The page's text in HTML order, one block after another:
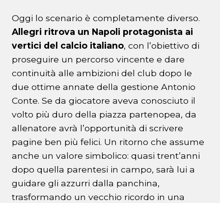
Oggi lo scenario è completamente diverso.
Allegri ritrova un Napoli protagonista ai
vertici del calcio italiano, con l’obiettivo di
proseguire un percorso vincente e dare
continuità alle ambizioni del club dopo le
due ottime annate della gestione Antonio
Conte. Se da giocatore aveva conosciuto il
volto più duro della piazza partenopea, da
allenatore avrà l’opportunità di scrivere
pagine ben più felici. Un ritorno che assume
anche un valore simbolico: quasi trent’anni
dopo quella parentesi in campo, sarà lui a
guidare gli azzurri dalla panchina,
trasformando un vecchio ricordo in una